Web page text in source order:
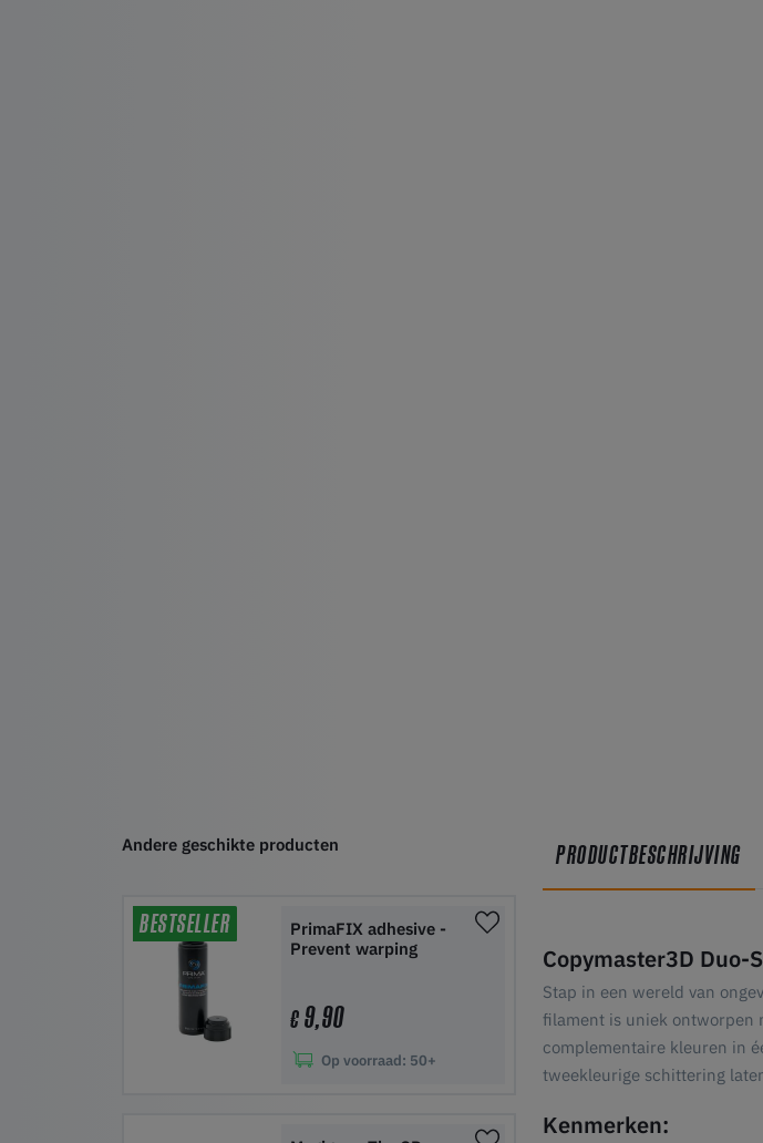
PRODUCTBESCHRIJVING
Copymaster3D Duo-
Stap in een wereld van
filament is uniek ontworpen
complementaire kleuren in
tweekleurige schittering
Kenmerken:
Andere geschikte producten
BESTSELLER
PrimaFIX adhesive -
Prevent warping
€9,90
Op voorraad: 50+